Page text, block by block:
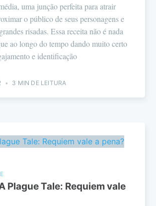
uma junção perfeita para atrair
o público de seus personagens e
risadas. Essa receita não é nada
ao longo do tempo dando muito certo
e identificação
• 3 MIN DE LEITURA
Plague Tale: Requiem vale